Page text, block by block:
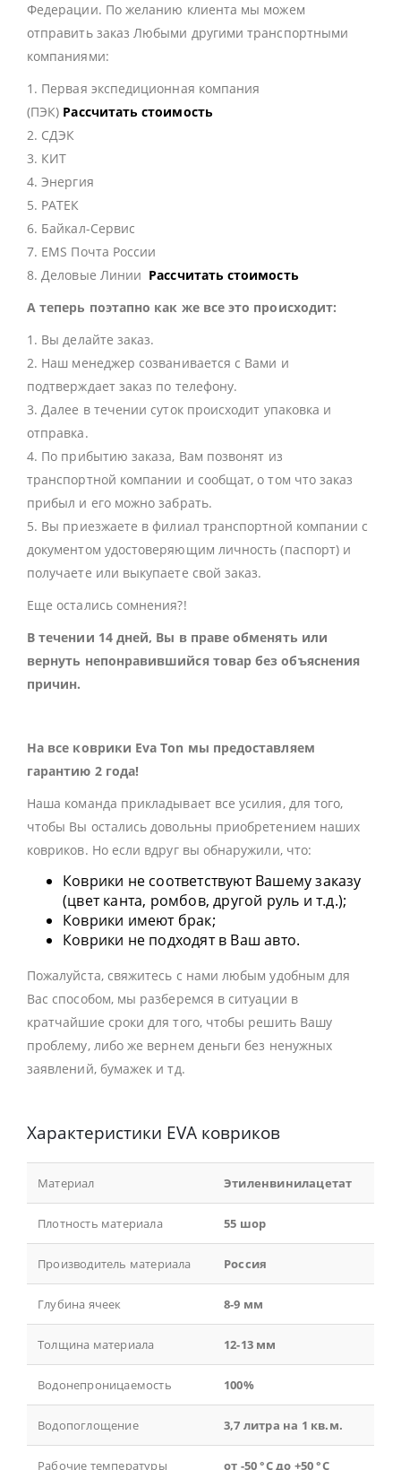
Федерации. По желанию клиента мы можем
отправить заказ Любыми другими транспортными
компаниями:
1. Первая экспедиционная компания
(ПЭК) Рассчитать стоимость
2. СДЭК
3. КИТ
4. Энергия
5. РАТЕК
6. Байкал-Сервис
7. EMS Почта России
8. Деловые Линии Рассчитать стоимость
А теперь поэтапно как же все это происходит:
1. Вы делайте заказ.
2. Наш менеджер созванивается с Вами и
подтверждает заказ по телефону.
3. Далее в течении суток происходит упаковка и
отправка.
4. По прибытию заказа, Вам позвонят из
транспортной компании и сообщат, о том что заказ
прибыл и его можно забрать.
5. Вы приезжаете в филиал транспортной компании с
документом удостоверяющим личность (паспорт) и
получаете или выкупаете свой заказ.
Еще остались сомнения?!
В течении 14 дней, Вы в праве обменять или
вернуть непонравившийся товар без объяснения
причин.
На все коврики Eva Ton мы предоставляем
гарантию 2 года!
Наша команда прикладывает все усилия, для того,
чтобы Вы остались довольны приобретением наших
ковриков. Но если вдруг вы обнаружили, что:
Коврики не соответствуют Вашему заказу
(цвет канта, ромбов, другой руль и т.д.);
Коврики имеют брак;
Коврики не подходят в Ваш авто.
Пожалуйста, свяжитесь с нами любым удобным для
Вас способом, мы разберемся в ситуации в
кратчайшие сроки для того, чтобы решить Вашу
проблему, либо же вернем деньги без ненужных
заявлений, бумажек и тд.
Характеристики EVA ковриков
Материал Этиленвинилацетат
Плотность материала 55 шор
Производитель материала Россия
Глубина ячеек 8-9 мм
Толщина материала 12-13 мм
Водонепроницаемость 100%
Водопоглощение 3,7 литра на 1 кв.м.
Рабочие температуры от -50 °С до +50 °С